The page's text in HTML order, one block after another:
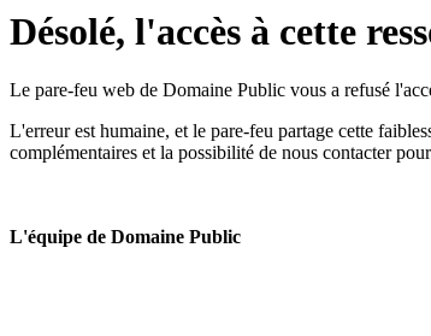
Désolé, l'accès à cette
Le pare-feu web de Domaine Public vous a refusé
L'erreur est humaine, et le pare-feu partage cette
complémentaires et la possibilité de nous contacter
L'équipe de Domaine Public